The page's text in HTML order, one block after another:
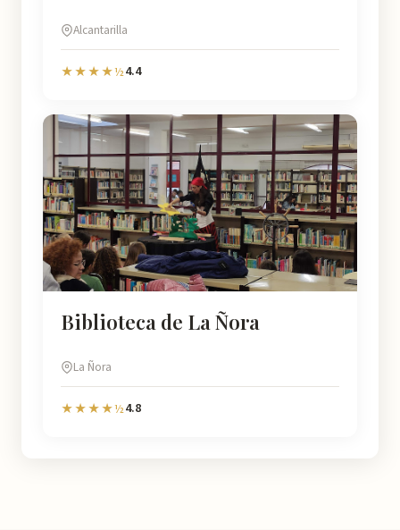
Alcantarilla
★★★★½4.4
Biblioteca de La Ñora
La Ñora
★★★★½4.8